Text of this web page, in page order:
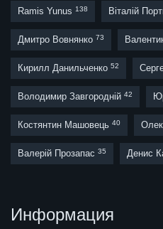
Ramis Yunus 138 Віталій
Дмитро Вовнянко 73
Кирилл Данильченко 52
Володимир Завгородній 42
Костянтин Машовець 40
Валерій Прозапас 35 Денис
Информация